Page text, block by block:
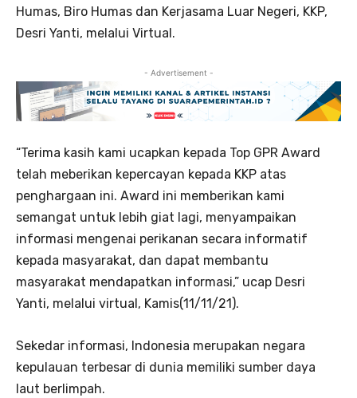
Humas, Biro Humas dan Kerjasama Luar Negeri, KKP,
Desri Yanti, melalui Virtual.
- Advertisement -
“Terima kasih kami ucapkan kepada Top GPR Award
telah meberikan kepercayan kepada KKP atas
penghargaan ini. Award ini memberikan kami
semangat untuk lebih giat lagi, menyampaikan
informasi mengenai perikanan secara informatif
kepada masyarakat, dan dapat membantu
masyarakat mendapatkan informasi,” ucap Desri
Yanti, melalui virtual, Kamis(11/11/21).
Sekedar informasi, Indonesia merupakan negara
kepulauan terbesar di dunia memiliki sumber daya
laut berlimpah.